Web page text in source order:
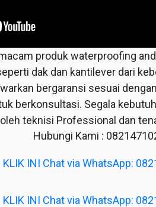
produk waterproofing
dak dan kantilever dari
bergaransi sesuai
berkonsultasi. Segala
teknisi Professional dan
Hubungi Kami :
KLIK INI Chat via WhatsApp:
KLIK INI Chat via WhatsApp: